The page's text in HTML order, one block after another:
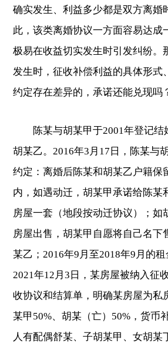
确实发生、利益多少都是双方离婚
此，该类离婚协议一方面容易达成
极易在收益切实发生时引发纠纷。
发生时，征收补偿利益的具体形式
约定存在差异的，承诺还能兑现吗
陈某与胡某甲于2001年登记结
胡某乙。2016年3月17日，陈某与
约定：离婚后陈某和胡某乙户籍保
内，如遇动迁，胡某甲承诺给陈某
房屋一套（地段按动迁协议）；如
房屋出售，胡某甲自愿将自己名下
某乙；2016年9月至2018年9月的租
2021年12月3日，某房屋被纳入征
收协议和结算单，明确某房屋为私
某甲50%、胡某（亡）50%，货币
人有配偶舒某、子胡某甲、女胡某